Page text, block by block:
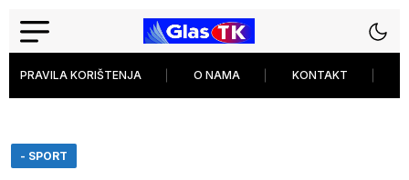
PRAVILA KORIŠTENJA O NAMA KONTAKT
- SPORT